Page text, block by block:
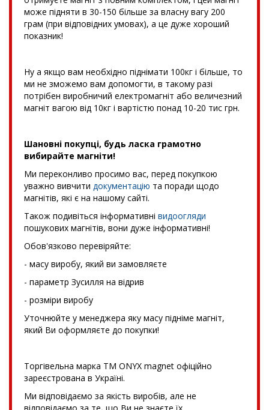
може підняти в 30-150 більше за власну вагу 200
грам (при відповідних умовах), а це дуже хороший
показник!
Ну а якщо вам необхідно піднімати 100кг і більше, то
ми не зможемо вам допомогти, в такому разі
потрібен виробничий електромагніт або величезний
магніт вагою від 10кг і вартістю понад 10-20 тис грн.
Шановні покупці, будь ласка грамотно
вибирайте магніти!
Ми переконливо просимо вас, перед покупкою
уважно вивчити документацію та поради щодо
магнітів, які є на нашому сайті.
Також подивіться інформативні видоогляди
пошукових магнітів, вони дуже інформативні!
Обов'язково перевіряйте:
- масу виробу, який ви замовляєте
- параметр Зусилля на відрив
- розміри виробу
Уточнюйте у менеджера яку масу підніме магніт,
який Ви оформляєте до покупки!
Торгівельна марка TM ONYX magnet офіційно
зареєстрована в Україні.
Ми відповідаємо за якість виробів, але не